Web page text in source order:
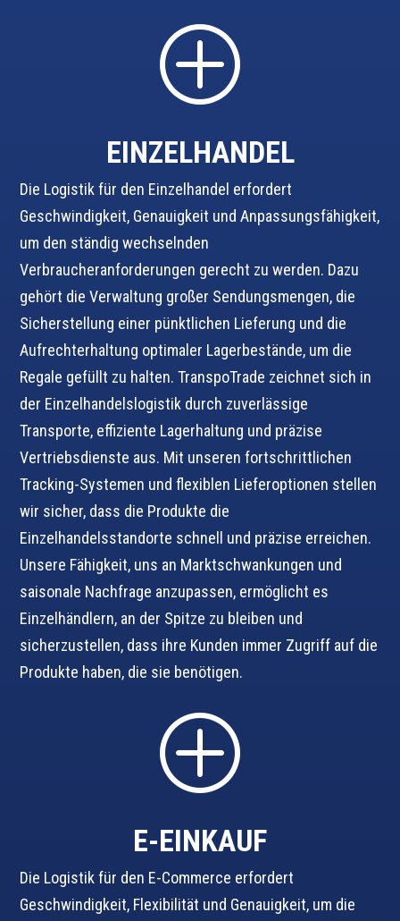
P
EINZELHANDEL
Die Logistik für den Einzelhandel erfordert
Geschwindigkeit, Genauigkeit und Anpassungsfähigkeit,
um den ständig wechselnden
Verbraucheranforderungen gerecht zu werden. Dazu
gehört die Verwaltung großer Sendungsmengen, die
Sicherstellung einer pünktlichen Lieferung und die
Aufrechterhaltung optimaler Lagerbestände, um die
Regale gefüllt zu halten. TranspoTrade zeichnet sich in
der Einzelhandelslogistik durch zuverlässige
Transporte, effiziente Lagerhaltung und präzise
Vertriebsdienste aus. Mit unseren fortschrittlichen
Tracking-Systemen und flexiblen Lieferoptionen stellen
wir sicher, dass die Produkte die
Einzelhandelsstandorte schnell und präzise erreichen.
Unsere Fähigkeit, uns an Marktschwankungen und
saisonale Nachfrage anzupassen, ermöglicht es
Einzelhändlern, an der Spitze zu bleiben und
sicherzustellen, dass ihre Kunden immer Zugriff auf die
Produkte haben, die sie benötigen.
P
E-EINKAUF
Die Logistik für den E-Commerce erfordert
Geschwindigkeit, Flexibilität und Genauigkeit, um die